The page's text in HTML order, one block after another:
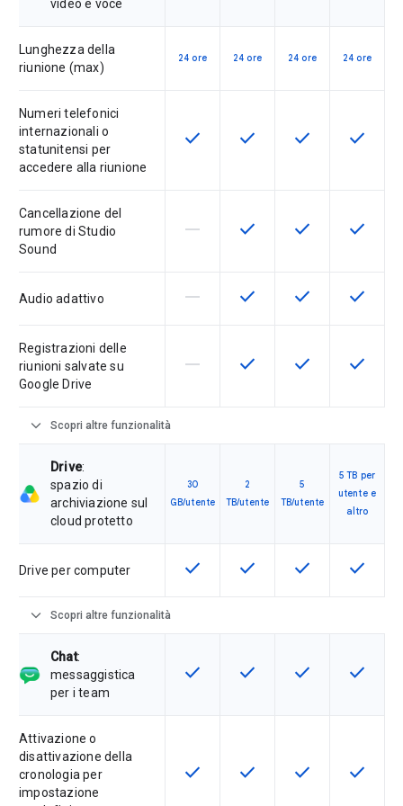
video e voce
Lunghezza della
riunione (max)
24 ore 24 ore 24 ore 24 ore
Numeri telefonici
internazionali o
statunitensi per
accedere alla riunione
Questa funzionalità è disponibile
check Questa funzionalità è
check Questa
check Questa
check
Cancellazione del
rumore di Studio
Sound
La funzionalità non è supportata
horizontal_rule Questa funzionalità è
check Questa
check Questa
check
Audio adattivo La funzionalità non è supportata
horizontal_rule Questa funzionalità è
check Questa
check Questa
check
Registrazioni delle
riunioni salvate su
Google Drive
La funzionalità non è supportata
horizontal_rule Questa funzionalità è
check Questa
check Questa
check
expand_more Scopri altre funzionalità
Drive:
spazio di
archiviazione sul
cloud protetto
30
GB/utente
2
TB/utente
5
TB/utente
5 TB per
utente e
altro
Drive per computer Questa funzionalità è disponibile
check Questa funzionalità è
check Questa
check Questa
check
expand_more Scopri altre funzionalità
Chat:
messaggistica
per i team
Questa funzionalità è disponibile
check Questa funzionalità è
check Questa
check Questa
check
Attivazione o
disattivazione della
cronologia per
impostazione
Questa funzionalità è disponibile
check Questa funzionalità è
check Questa
check Questa
check